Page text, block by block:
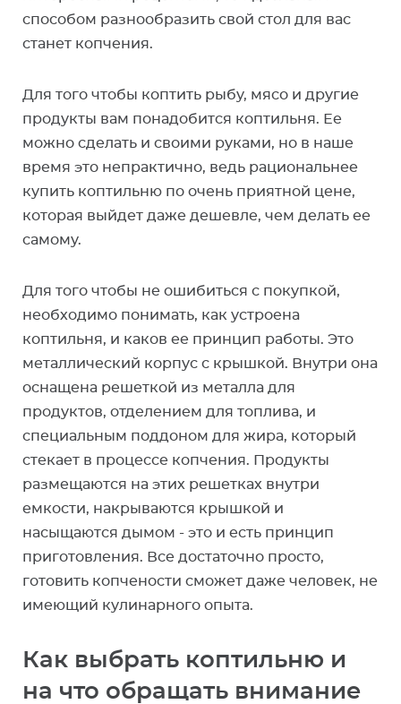
способом разнообразить свой стол для вас
станет копчения.
Для того чтобы коптить рыбу, мясо и другие
продукты вам понадобится коптильня. Ее
можно сделать и своими руками, но в наше
время это непрактично, ведь рациональнее
купить коптильню по очень приятной цене,
которая выйдет даже дешевле, чем делать ее
самому.
Для того чтобы не ошибиться с покупкой,
необходимо понимать, как устроена
коптильня, и каков ее принцип работы. Это
металлический корпус с крышкой. Внутри она
оснащена решеткой из металла для
продуктов, отделением для топлива, и
специальным поддоном для жира, который
стекает в процессе копчения. Продукты
размещаются на этих решетках внутри
емкости, накрываются крышкой и
насыщаются дымом - это и есть принцип
приготовления. Все достаточно просто,
готовить копчености сможет даже человек, не
имеющий кулинарного опыта.
Как выбрать коптильню и
на что обращать внимание